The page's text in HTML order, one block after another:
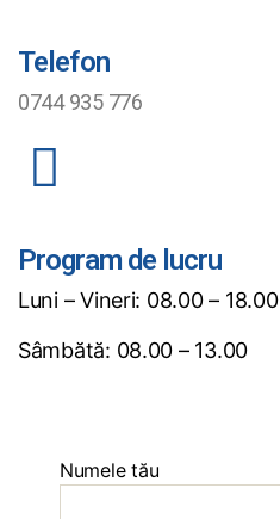
Telefon
0744 935 776
Program de lucru
Luni – Vineri: 08.00 – 18.00
Sâmbătă: 08.00 – 13.00
Numele tău